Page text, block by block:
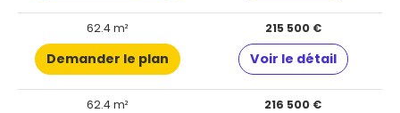
62.4 m² 215 500 €
Demander le plan Voir le détail
62.4 m² 216 500 €